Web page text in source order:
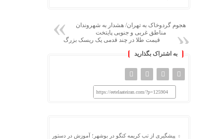
هجوم گردوخاک به تهران/ هشدار به شهروندان
مناطق غربی و جنوبی پایتخت
قیمت طلا در چند قدمی یک ریسک بزرگ
به اشتراک بگذارید
https://eetelaateiran.com/?p=125904
پیشگیری از تب کریمه کنگو در بوشهر؛ آموزش در دستور